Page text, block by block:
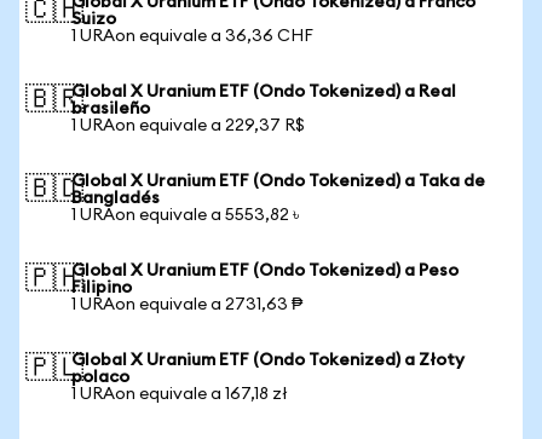
🇨🇭Suizo
1 URAon equivale a 36,36 CHF
🇧🇷Global X Uranium ETF (Ondo Tokenized) a Real
brasileño
1 URAon equivale a 229,37 R$
🇧🇩Global X Uranium ETF (Ondo Tokenized) a Taka de
Bangladés
1 URAon equivale a 5553,82 ৳
🇵🇭Global X Uranium ETF (Ondo Tokenized) a Peso
Filipino
1 URAon equivale a 2731,63 ₱
🇵🇱Global X Uranium ETF (Ondo Tokenized) a Złoty
polaco
1 URAon equivale a 167,18 zł